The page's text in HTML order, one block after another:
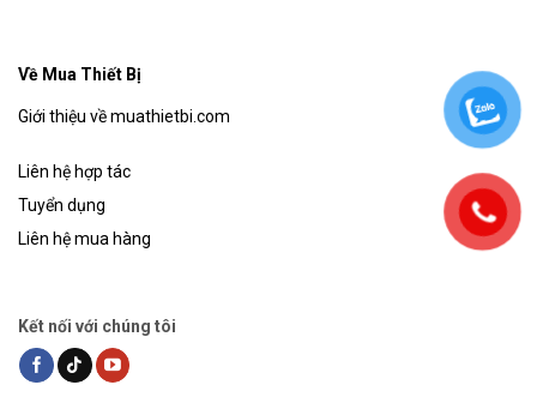
Về Mua Thiết Bị
Giới thiệu về muathietbi.com
Liên hệ hợp tác
Tuyển dụng
Liên hệ mua hàng
Kết nối với chúng tôi